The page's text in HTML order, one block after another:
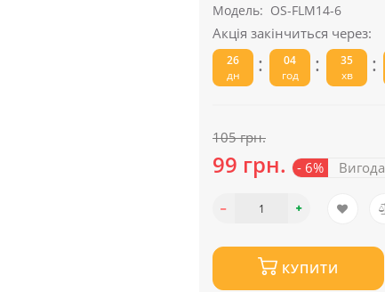
Модель: OS-FLM14-6
Акція закінчиться через:
26
дн
:
04
год
:
35
хв
:
105 грн.
99 грн. - 6% Вигода
КУПИТИ